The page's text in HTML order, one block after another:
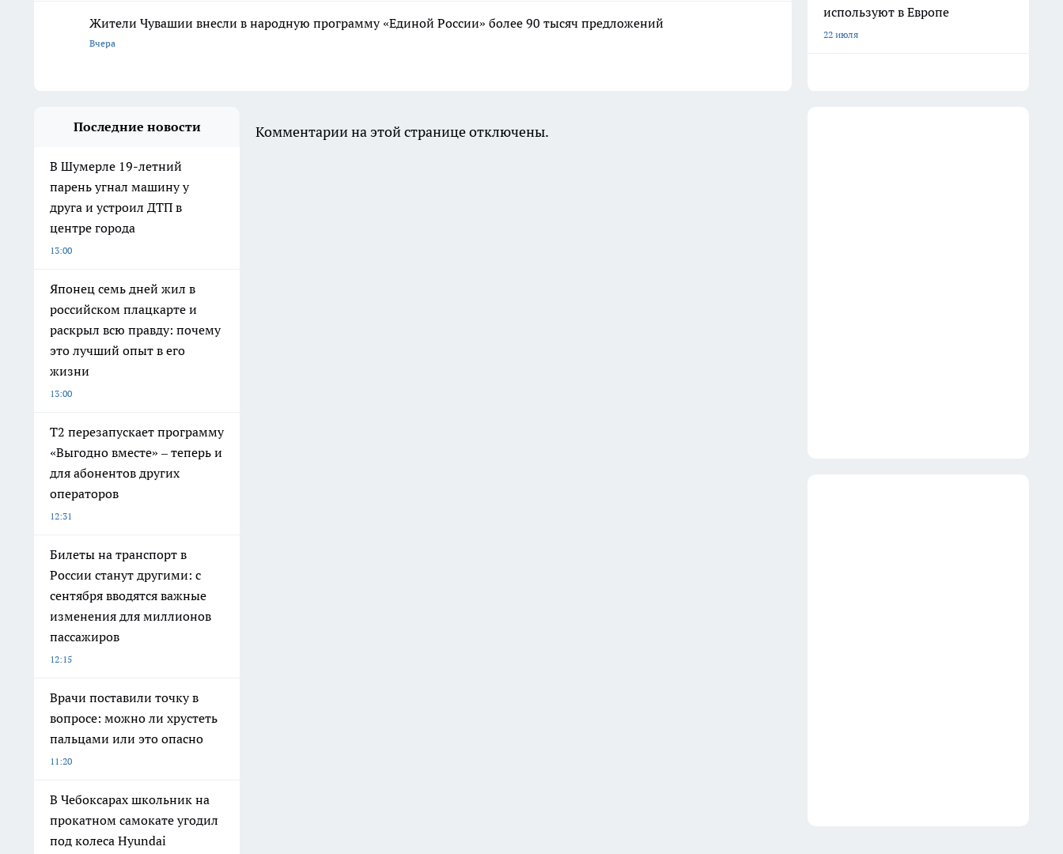
Жители Чувашии внесли в народную программу «Единой России» более 90 тысяч предложений
Вчера
используют в Европе
22 июля
Последние новости
В Шумерле 19-летний
парень угнал машину у
друга и устроил ДТП в
центре города
13:00
Японец семь дней жил в
российском плацкарте и
раскрыл всю правду: почему
это лучший опыт в его
жизни
13:00
Т2 перезапускает программу
«Выгодно вместе» – теперь и
для абонентов других
операторов
12:31
Билеты на транспорт в
России станут другими: с
сентября вводятся важные
изменения для миллионов
пассажиров
12:15
Врачи поставили точку в
вопросе: можно ли хрустеть
пальцами или это опасно
11:20
В Чебоксарах школьник на
прокатном самокате угодил
под колеса Hyundai
Комментарии на этой странице отключены.